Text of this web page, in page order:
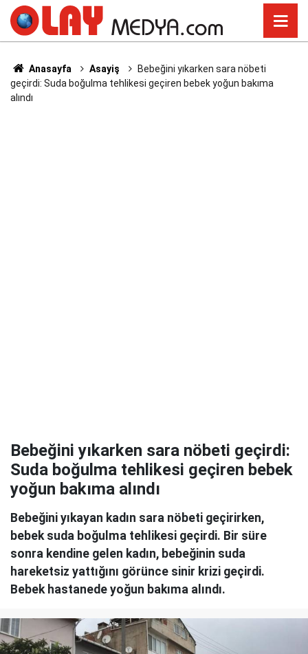
Anasayfa Asayiş
Bebeğini yıkarken sara nöbeti
geçirdi: Suda boğulma tehlikesi geçiren bebek yoğun bakıma
alındı
Bebeğini yıkarken sara nöbeti geçirdi:
Suda boğulma tehlikesi geçiren bebek
yoğun bakıma alındı
Bebeğini yıkayan kadın sara nöbeti geçirirken,
bebek suda boğulma tehlikesi geçirdi. Bir süre
sonra kendine gelen kadın, bebeğinin suda
hareketsiz yattığını görünce sinir krizi geçirdi.
Bebek hastanede yoğun bakıma alındı.